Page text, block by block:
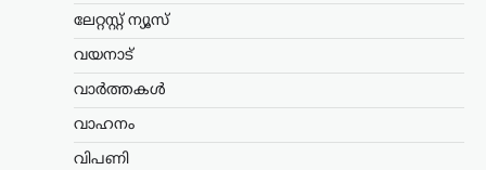
ലേറ്റസ്റ്റ് ന്യൂസ്
വയനാട്
വാർത്തകൾ
വാഹനം
വിപണി
അറസ്റ്റിലായ അർജുൻ ആയങ്കിയെ…
ഇന്ത്യയുടെ ബ്രഹ്മോസിന്
ആഗോള ഡിമാൻഡ്;
നിരവധി രാജ്യങ്ങൾ